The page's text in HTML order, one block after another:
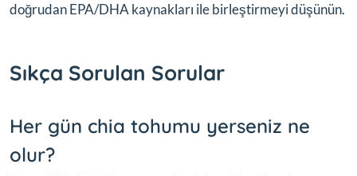
doğrudan EPA/DHA kaynakları ile birleştirmeyi düşünün.
Sıkça Sorulan Sorular
Her gün chia tohumu yerseniz ne
olur?